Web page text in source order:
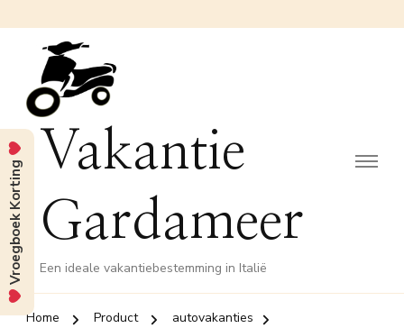
Vakantie
Gardameer
Een ideale vakantiebestemming in Italië
Home Product
autovakanties
Vroegboek Korting